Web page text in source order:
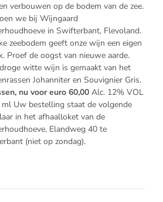
verbouwen op de bodem van de zee.
we bij Wijngaard
in Swifterbant, Flevoland.
zeebodem geeft onze wijn een eigen
Proef de oogst van nieuwe aarde.
witte wijn is gemaakt van het
Johanniter en Souvignier Gris.
nu voor euro 60,00Alc. 12% VOL
Uw bestelling staat de volgende
in het afhaalloket van de
Elandweg 40 te
(niet op zondag).